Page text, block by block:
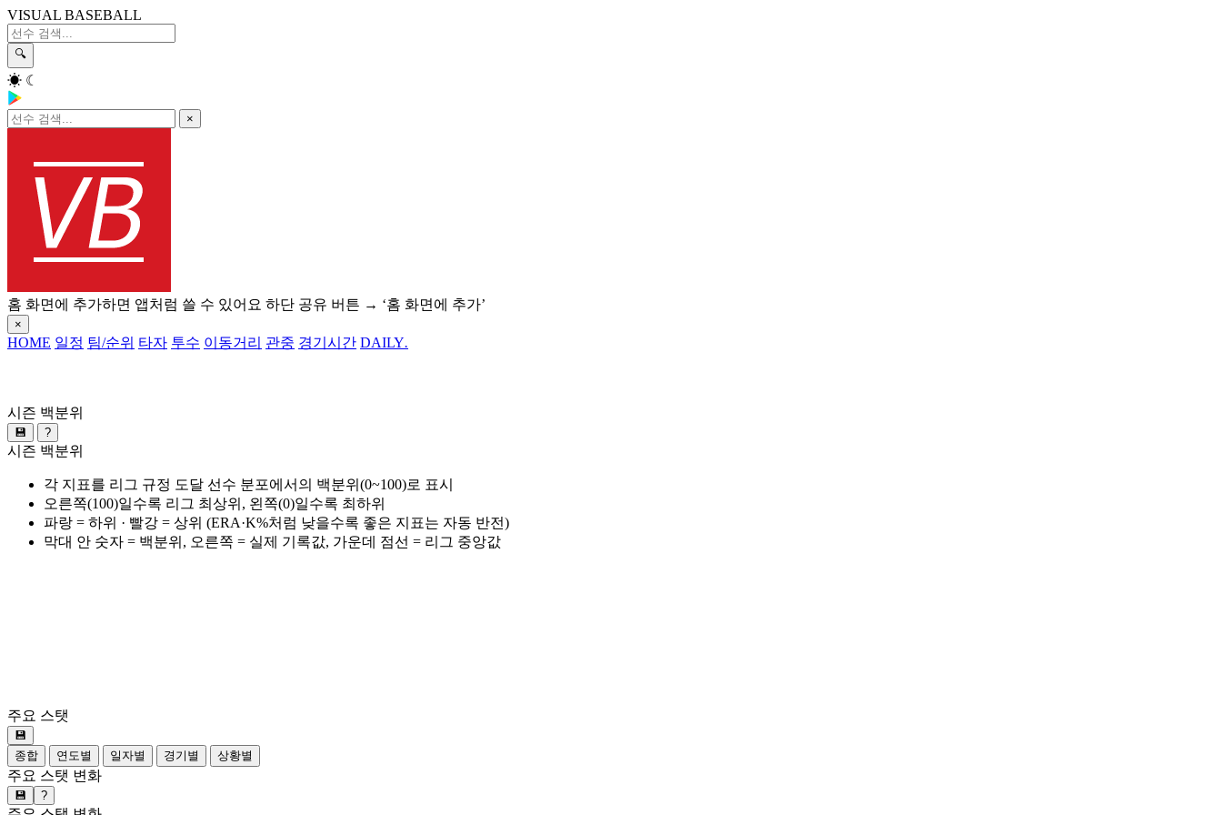
VISUAL BASEBALL
🔍
☀ ☾
×
홈 화면에 추가하면 앱처럼 쓸 수 있어요 하단 공유 버튼 → ‘홈 화면에 추가’
×
HOME 일정 팀/순위 타자 투수 이동거리 관중 경기시간 DAILY.
시즌 백분위
💾 ?
시즌 백분위
각 지표를 리그 규정 도달 선수 분포에서의 백분위(0~100)로 표시
오른쪽(100)일수록 리그 최상위, 왼쪽(0)일수록 최하위
파랑 = 하위 · 빨강 = 상위 (ERA·K%처럼 낮을수록 좋은 지표는 자동 반전)
막대 안 숫자 = 백분위, 오른쪽 = 실제 기록값, 가운데 점선 = 리그 중앙값
주요 스탯
💾
종합
연도별 일자별 경기별 상황별
주요 스탯 변화
💾 ?